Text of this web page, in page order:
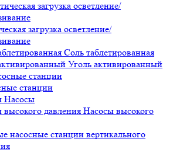
загрузка осветление/
Соль таблетированная
Уголь активированный
станции
Насосы
Насосы высокого